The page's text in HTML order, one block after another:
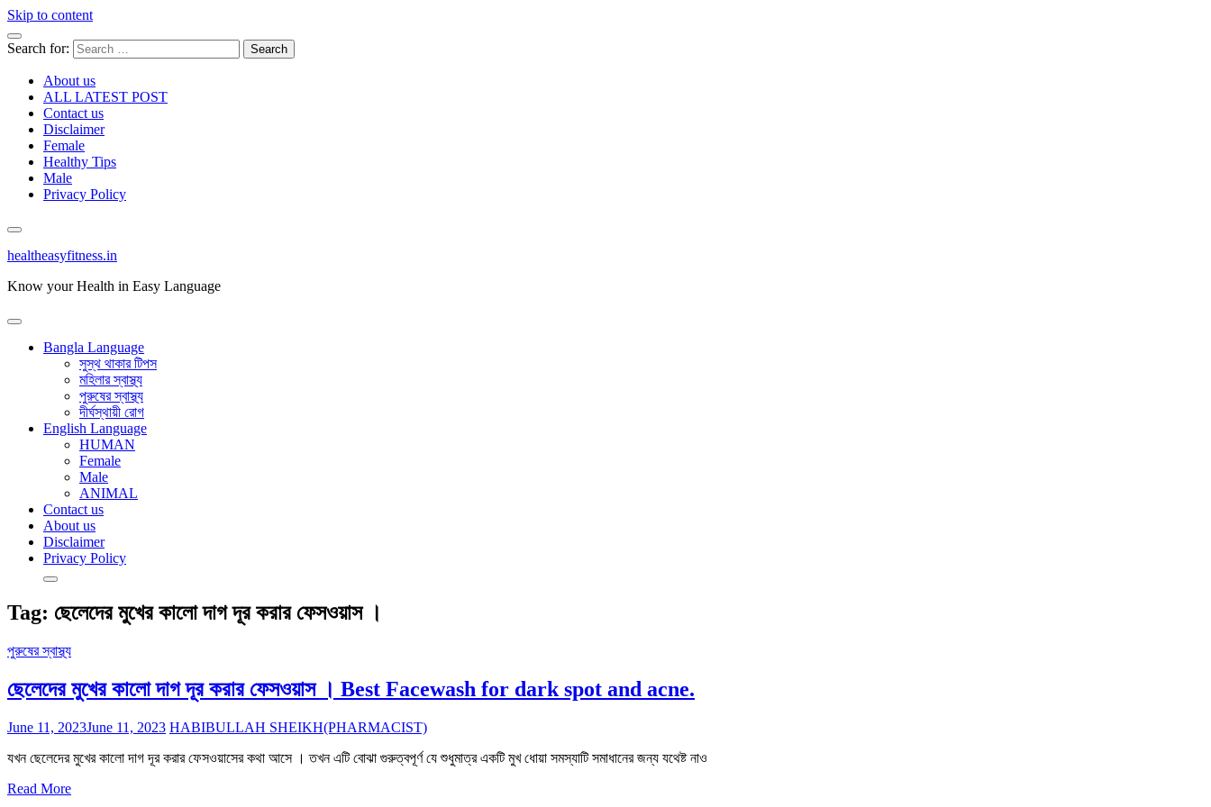
Skip to content
Search for:
About us
ALL LATEST POST
Contact us
Disclaimer
Female
Healthy Tips
Male
Privacy Policy
healtheasyfitness.in
Know your Health in Easy Language
Bangla Language
সুস্থ থাকার টিপস
মহিলার স্বাস্থ্য
পুরুষের স্বাস্থ্য
দীর্ঘস্থায়ী রোগ
English Language
HUMAN
Female
Male
ANIMAL
Contact us
About us
Disclaimer
Privacy Policy
Tag: ছেলেদের মুখের কালো দাগ দূর করার ফেসওয়াস ।
পুরুষের স্বাস্থ্য
ছেলেদের মুখের কালো দাগ দূর করার ফেসওয়াস । Best Facewash for dark spot and acne.
June 11, 2023June 11, 2023 HABIBULLAH SHEIKH(PHARMACIST)
যখন ছেলেদের মুখের কালো দাগ দূর করার ফেসওয়াসের কথা আসে । তখন এটি বোঝা গুরুত্বপূর্ণ যে শুধুমাত্র একটি মুখ ধোয়া সমস্যাটি সমাধানের জন্য যথেষ্ট নাও
Read More